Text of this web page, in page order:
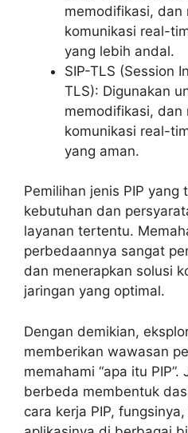
memodifikasi, dan
komunikasi real-
yang lebih andal.
SIP-TLS (Session
TLS): Digunakan
memodifikasi, dan
komunikasi real-
yang aman.
Pemilihan jenis PIP
kebutuhan dan
layanan tertentu.
perbedaannya sangat
dan menerapkan solusi
jaringan yang optimal.
Dengan demikian,
memberikan wawasan
memahami “apa itu
berbeda membentuk
cara kerja PIP,